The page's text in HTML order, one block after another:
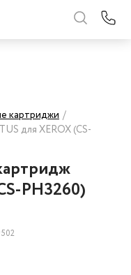
картриджи /
для XEROX (CS-
PH3260)